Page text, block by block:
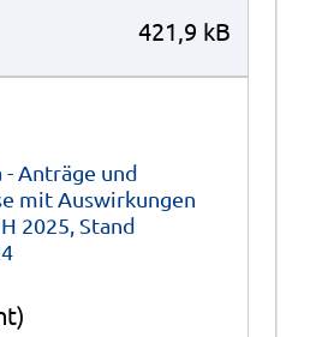
421,9 kB
- Anträge und
mit Auswirkungen
2025, Stand